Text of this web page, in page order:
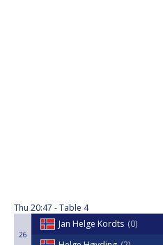
Thu 20:47 Table 4
26
Jan Helge Kordts 0